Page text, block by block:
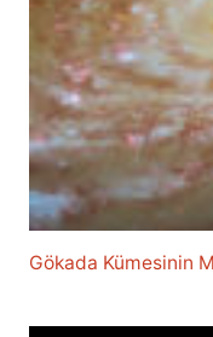
Gökada Kümesinin